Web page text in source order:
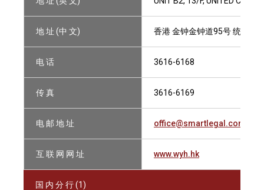
地 址 (中 文) 香港 金钟金钟道95号 统一中
电 话 3616-6168
传 真 3616-6169
电 邮 地 址 office@smartlegal.com.hk
互 联 网 网 址 www.wyh.hk
国 内 分 行 (1)